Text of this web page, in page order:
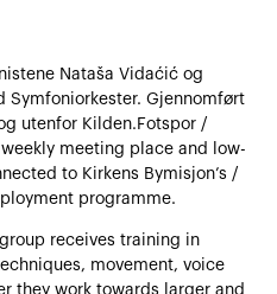
Nataša Vidaćić og
Symfoniorkester. Gjennomført
utenfor Kilden.Fotspor /
meeting place and low-
to Kirkens Bymisjon’s /
programme.
receives training in
movement, voice
they work towards larger and